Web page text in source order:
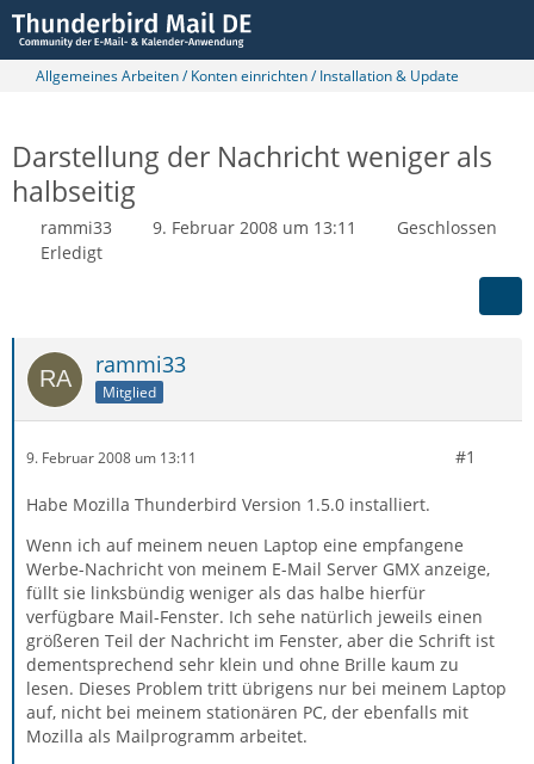
Allgemeines Arbeiten / Konten einrichten / Installation & Update
Darstellung der Nachricht weniger als
halbseitig
rammi33 9. Februar 2008 um 13:11
Geschlossen
Erledigt
rammi33
Mitglied
9. Februar 2008 um 13:11 #1
Habe Mozilla Thunderbird Version 1.5.0 installiert.
Wenn ich auf meinem neuen Laptop eine empfangene
Werbe-Nachricht von meinem E-Mail Server GMX anzeige,
füllt sie linksbündig weniger als das halbe hierfür
verfügbare Mail-Fenster. Ich sehe natürlich jeweils einen
größeren Teil der Nachricht im Fenster, aber die Schrift ist
dementsprechend sehr klein und ohne Brille kaum zu
lesen. Dieses Problem tritt übrigens nur bei meinem Laptop
auf, nicht bei meinem stationären PC, der ebenfalls mit
Mozilla als Mailprogramm arbeitet.